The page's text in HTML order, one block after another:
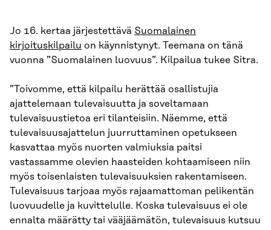
Jo 16. kertaa järjestettävä Suomalainen
kirjoituskilpailu on käynnistynyt. Teemana on tänä
vuonna ”Suomalainen luovuus”. Kilpailua tukee Sitra.
”Toivomme, että kilpailu herättää osallistujia
ajattelemaan tulevaisuutta ja soveltamaan
tulevaisuustietoa eri tilanteisiin. Näemme, että
tulevaisuusajattelun juurruttaminen opetukseen
kasvattaa myös nuorten valmiuksia paitsi
vastassamme olevien haasteiden kohtaamiseen niin
myös toisenlaisten tulevaisuuksien rakentamiseen.
Tulevaisuus tarjoaa myös rajaamattoman pelikentän
luovuudelle ja kuvittelulle. Koska tulevaisuus ei ole
ennalta määrätty tai vääjäämätön, tulevaisuus kutsuu